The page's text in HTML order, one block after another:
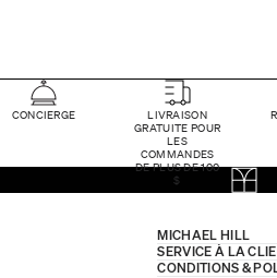
CONCIERGE
LIVRAISON
GRATUITE POUR
LES
COMMANDES
DE PLUS DE 100
$
MICHAEL HILL
SERVICE À LA
CONDITIONS &